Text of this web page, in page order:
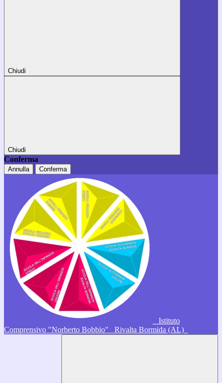
Chiudi
Chiudi
Conferma
Annulla Conferma
Istituto
Comprensivo "Norberto Bobbio"
Rivalta Bormida (AL)